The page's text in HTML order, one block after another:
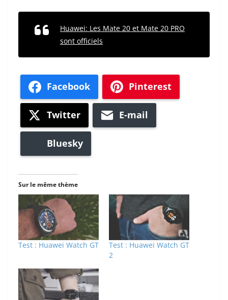
Huawei: Les Mate 20 et Mate 20 PRO
sont officiels
Facebook Pinterest
Twitter E-mail
Bluesky
Sur le même thème
Test : Huawei Watch GT
Test : Huawei Watch GT
2